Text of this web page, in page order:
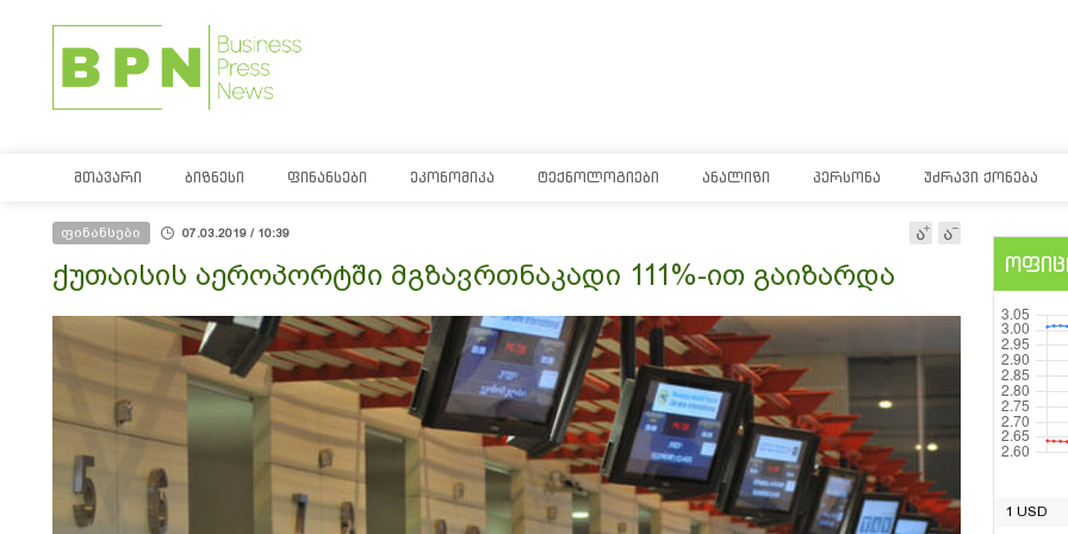
ᲛᲗᲐᲕᲐᲠᲘ ᲑᲘᲖᲜᲔᲡᲘ ᲤᲘᲜᲐᲜᲡᲔᲑᲘ ᲔᲙᲝᲜᲝᲛᲘᲙᲐ ᲢᲔᲥᲜᲝᲚᲝᲒᲘᲔᲑᲘ ᲐᲜᲐᲚᲘᲖᲘ ᲞᲔᲠᲡᲝᲜᲐ ᲣᲫᲠᲐᲕᲘ ᲥᲝᲜᲔᲑᲐ
ფინანსები 07.03.2019 / 10:39
ქუთაისის აეროპორტში მგზავრთნაკადი 111%-ით გაიზარდა
1 USD